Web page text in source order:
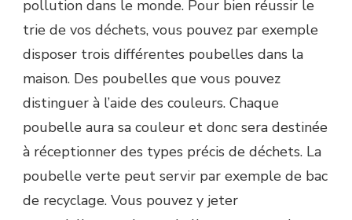
pollution dans le monde. Pour bien réussir le
trie de vos déchets, vous pouvez par exemple
disposer trois différentes poubelles dans la
maison. Des poubelles que vous pouvez
distinguer à l’aide des couleurs. Chaque
poubelle aura sa couleur et donc sera destinée
à réceptionner des types précis de déchets. La
poubelle verte peut servir par exemple de bac
de recyclage. Vous pouvez y jeter